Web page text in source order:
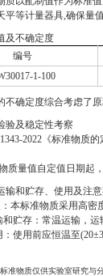
平等计量器具,确保量
及不确定度
编号
1-100
不确定度综合考虑了
验及稳定性考察
2022《标准物质
值自定值日期起，
输和贮存、使用及注
本标准物质采用高密
存：常温运输，运输
用前应恒温至
准物质仅供实验室研究与